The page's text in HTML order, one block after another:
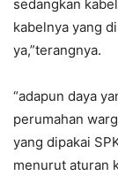
sedangkan
kabelnya yang
ya,”terangnya.
“adapun daya
perumahan
yang dipakai
menurut aturan